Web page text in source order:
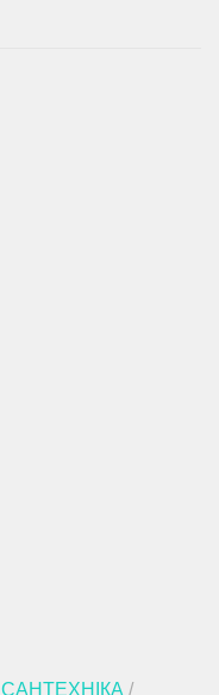
САНТЕХНІКА /